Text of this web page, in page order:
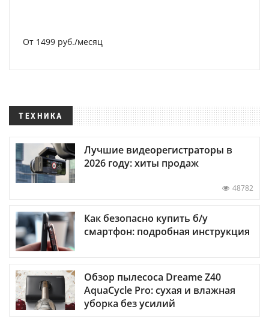
От 1499 руб./месяц
ТЕХНИКА
Лучшие видеорегистраторы в
2026 году: хиты продаж
48782
Как безопасно купить б/у
смартфон: подробная инструкция
Обзор пылесоса Dreame Z40
AquaCycle Pro: сухая и влажная
уборка без усилий